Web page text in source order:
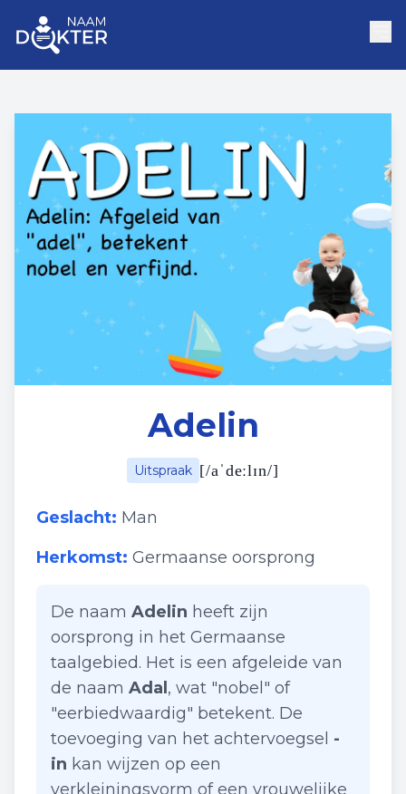
Adelin
Uitspraak [/aˈdeːlɪn/]
Geslacht: Man
Herkomst: Germaanse oorsprong
De naam Adelin heeft zijn
oorsprong in het Germaanse
taalgebied. Het is een afgeleide van
de naam Adal , wat "nobel" of
"eerbiedwaardig" betekent. De
toevoeging van het achtervoegsel -
in kan wijzen op een
verkleiningsvorm of een vrouwelijke